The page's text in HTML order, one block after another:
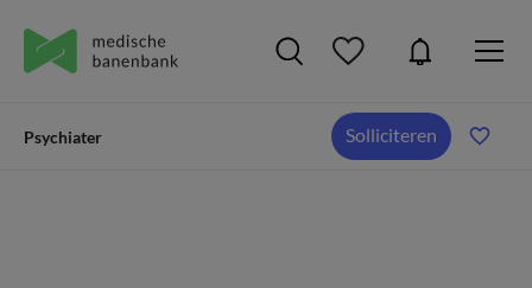
Psychiater Solliciteren